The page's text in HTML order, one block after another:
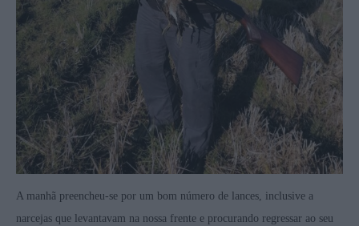
A manhã preencheu-se por um bom número de lances, inclusive a
narcejas que levantavam na nossa frente e procurando regressar ao seu